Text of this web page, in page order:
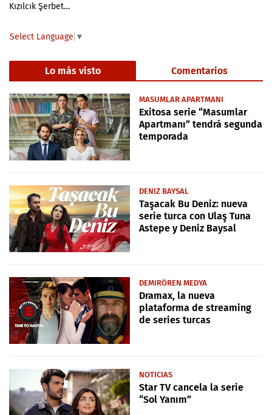
Kızılcık Şerbet…
Select Language ▼
Lo más visto Comentarios
MASUMLAR APARTMANI
Exitosa serie “Masumlar
Apartmanı” tendrá segunda
temporada
DENIZ BAYSAL
Taşacak Bu Deniz: nueva
serie turca con Ulaş Tuna
Astepe y Deniz Baysal
DEMIRÖREN MEDYA
Dramax, la nueva
plataforma de streaming
de series turcas
NOTICIAS
Star TV cancela la serie
“Sol Yanım”